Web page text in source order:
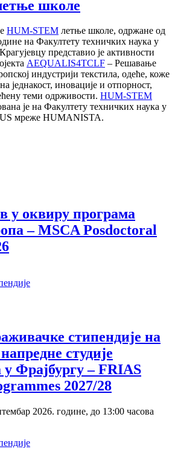
школе
HUM-STEM летње школе, одржане од
на Факултету техничких наука у
представио је активности
AEQUALIS4TCLF – Решавање
индустрији текстила, одеће, коже
једнакост, иновације и отпорност,
теми одрживости. HUM-STEM
је на Факултету техничких наука у
мреже HUMANISTA.
у оквиру програма
– MSCA Posdoctoral
стипендије на
студије
у Фрајбургу – FRIAS
2027/28
2026. године, до 13:00 часова